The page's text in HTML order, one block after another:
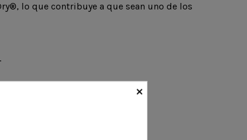
lo que contribuye a que sean uno de los
×